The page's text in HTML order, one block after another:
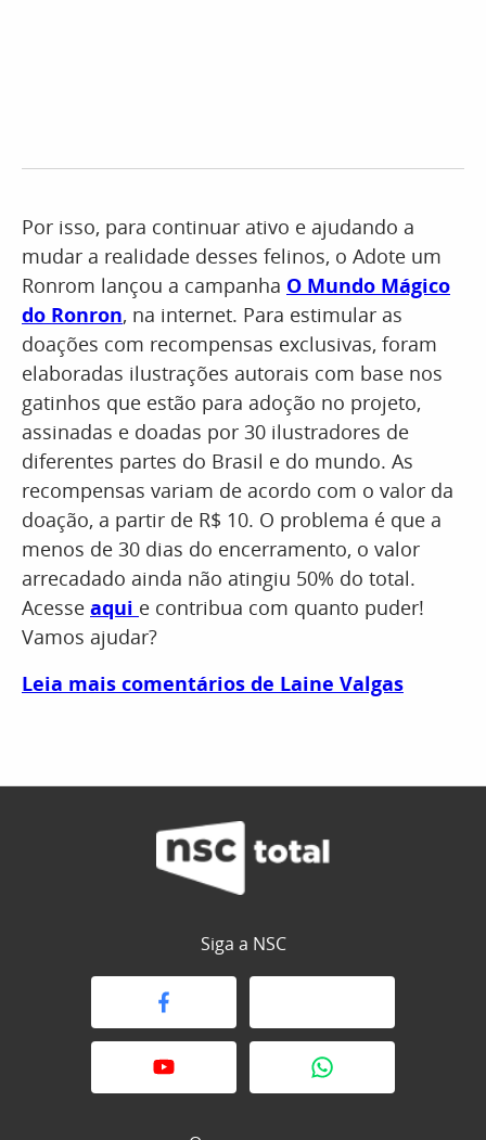
Por isso, para continuar ativo e ajudando a
mudar a realidade desses felinos, o Adote um
Ronrom lançou a campanha O Mundo Mágico
do Ronron, na internet. Para estimular as
doações com recompensas exclusivas, foram
elaboradas ilustrações autorais com base nos
gatinhos que estão para adoção no projeto,
assinadas e doadas por 30 ilustradores de
diferentes partes do Brasil e do mundo. As
recompensas variam de acordo com o valor da
doação, a partir de R$ 10. O problema é que a
menos de 30 dias do encerramento, o valor
arrecadado ainda não atingiu 50% do total.
Acesse aqui e contribua com quanto puder!
Vamos ajudar?
Leia mais comentários de Laine Valgas
Siga a NSC